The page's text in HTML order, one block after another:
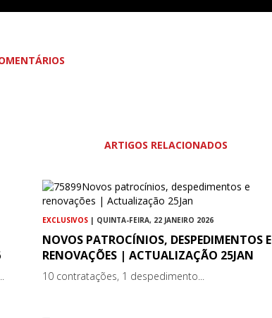
ARTIGOS RELACIONADOS
EXCLUSIVOS | QUINTA-FEIRA, 22 JANEIRO 2026
NOVOS PATROCÍNIOS, DESPEDIMENTOS E
RENOVAÇÕES | ACTUALIZAÇÃO 25JAN
10 contratações, 1 despedimento...